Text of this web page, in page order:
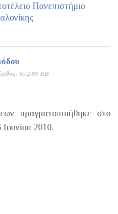
Πανεπιστήμιο
672.89 KB
πραγματοποιήθηκε στο
2010.